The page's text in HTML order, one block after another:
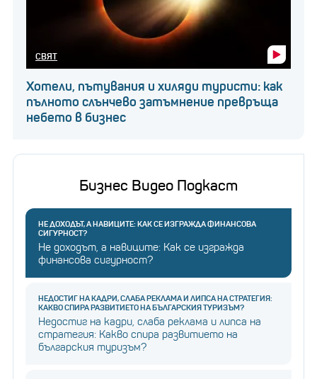
СВЯТ
Хотели, пътувания и хиляди туристи: как
пълното слънчево затъмнение превръща
небето в бизнес
Бизнес Видео Подкаст
НЕ ДОХОДЪТ, А НАВИЦИТЕ: КАК СЕ ИЗГРАЖДА ФИНАНСОВА
СИГУРНОСТ?
Не доходът, а навиците: Как се изгражда
финансова сигурност?
НЕДОСТИГ НА КАДРИ, СЛАБА РЕКЛАМА И ЛИПСА НА СТРАТЕГИЯ:
КАКВО СПИРА РАЗВИТИЕТО НА БЪЛГАРСКИЯ ТУРИЗЪМ?
Недостиг на кадри, слаба реклама и липса на
стратегия: Какво спира развитието на
българския туризъм?